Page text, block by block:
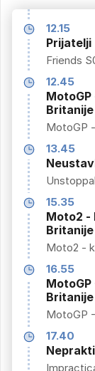
12.15
Prijatelji
Friends
12.45
Britanije
MotoGP
13.45
15.35
Moto2 -
Britanije
Moto2 -
16.55
Britanije
MotoGP
17.40